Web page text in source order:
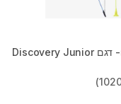
חץ וקשת לילדים- דגם Discovery Junior